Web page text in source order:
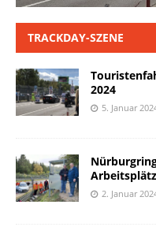
TRACKDAY-SZENE
2024
5. Januar
2. Januar